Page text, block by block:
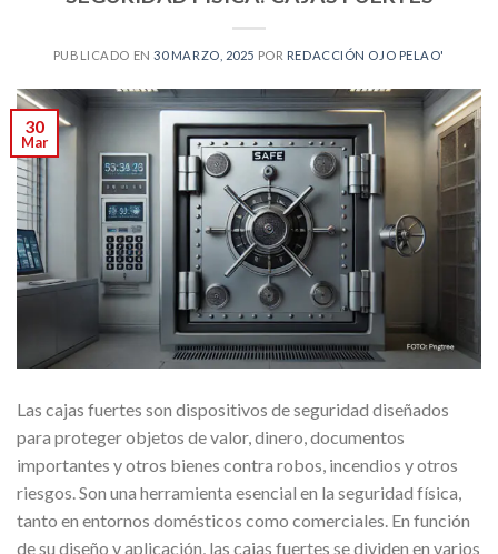
PUBLICADO EN30 MARZO, 2025 POR REDACCIÓN OJO PELAO'
30
Mar
Las cajas fuertes son dispositivos de seguridad diseñados
para proteger objetos de valor, dinero, documentos
importantes y otros bienes contra robos, incendios y otros
riesgos. Son una herramienta esencial en la seguridad física,
tanto en entornos domésticos como comerciales. En función
de su diseño y aplicación, las cajas fuertes se dividen en varios